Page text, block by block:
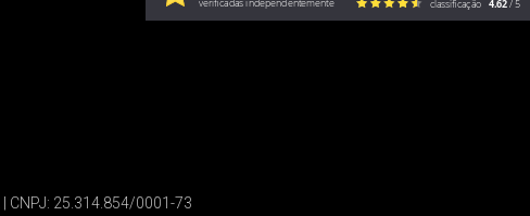
verificadas independentemente classificação 4.62/ 5
| CNPJ: 25.314.854/0001-73